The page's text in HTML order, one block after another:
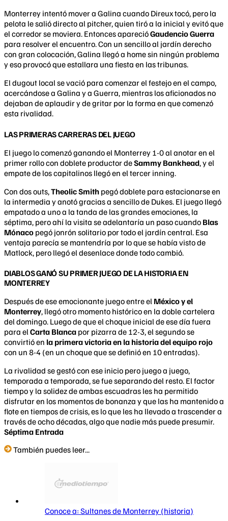
Monterrey intentó mover a Galina cuando Direux tocó, pero la
pelota le salió directo al pitcher, quien tiró a la inicial y evitó que
el corredor se moviera. Entonces aparecióGaudencio Guerra
para resolver el encuentro. Con un sencillo al jardín derecho
con gran colocación, Galina llegó a home sin ningún problema
y eso provocó que estallara una fiesta en las tribunas.
El dugout local se vació para comenzar el festejo en el campo,
acercándose a Galina y a Guerra, mientras los aficionados no
dejaban de aplaudir y de gritar por la forma en que comenzó
esta rivalidad.
LAS PRIMERAS CARRERAS DEL JUEGO
El juego lo comenzó ganando el Monterrey 1-0 al anotar en el
primer rollo con doblete productor deSammy Bankhead, y el
empate de los capitalinos llegó en el tercer inning.
Con dos outs,Theolic Smith pegó doblete para estacionarse en
la intermedia y anotó gracias a sencillo de Dukes. El juego llegó
empatado a uno a la tanda de las grandes emociones, la
séptima, pero ahí la visita se adelantaría un paso cuando Blas
Mónaco pegó jonrón solitario por todo el jardín central. Esa
ventaja parecía se mantendría por lo que se había visto de
Matlock, pero llegó el desenlace donde todo cambió.
DIABLOS GANÓ SU PRIMER JUEGO DE LA HISTORIA EN
MONTERREY
Después de ese emocionante juego entre el México y el
Monterrey, llegó otro momento histórico en la doble cartelera
del domingo. Luego de que el choque inicial de ese día fuera
para el Carta Blanca por pizarra de 12-3, el segundo se
convirtió en la primera victoria en la historia del equipo rojo
con un 8-4 (en un choque que se definió en 10 entradas).
La rivalidad se gestó con ese inicio pero juego a juego,
temporada a temporada, se fue separando del resto. El factor
tiempo y la solidez de ambas escuadras les ha permitido
disfrutar en los momentos de bonanza y que las ha mantenido a
flote en tiempos de crisis, es lo que les ha llevado a trascender a
través de ocho décadas, algo que nadie más puede presumir.
Séptima Entrada
También puedes leer...
Conoce a: Sultanes de Monterrey (historia)